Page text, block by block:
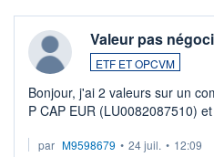
Valeur pas
ETF ET OPCVM
Bonjour, j'ai 2 valeurs sur un
P CAP EUR (LU0082087510)
veux procéder à la vente, on
par M9598679 • 24 juil. • 12:09